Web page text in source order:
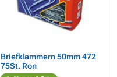
Briefklammern 50mm 472
75St. Ron